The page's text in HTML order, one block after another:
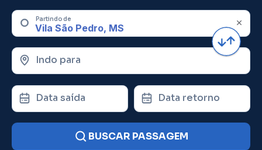
Partindo de
Indo para
Data saída Data retorno
BUSCAR PASSAGEM